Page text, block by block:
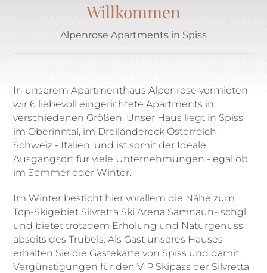
Willkommen
Alpenrose Apartments in Spiss
In unserem Apartmenthaus Alpenrose vermieten
wir 6 liebevoll eingerichtete Apartments in
verschiedenen Größen. Unser Haus liegt in Spiss
im Oberinntal, im Dreiländereck Österreich -
Schweiz - Italien, und ist somit der Ideale
Ausgangsort für viele Unternehmungen - egal ob
im Sommer oder Winter.
Im Winter besticht hier vorallem die Nähe zum
Top-Skigebiet Silvretta Ski Arena Samnaun-Ischgl
und bietet trotzdem Erholung und Naturgenuss
abseits des Trubels. Als Gast unseres Hauses
erhalten Sie die Gästekarte von Spiss und damit
Vergünstigungen für den VIP Skipass der Silvretta
Apartment 10
Apartment 11
Preisliste
Buchungsinfos
Lage und Anreise
Urlaubsanfrage
Sommer
Online Buchen
Impressum